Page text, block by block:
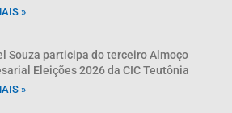
»
Souza participa do terceiro Almoço
Eleições 2026 da CIC Teutônia
»